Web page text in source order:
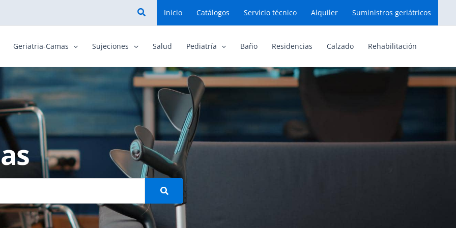
BuscarInicio Catálogos Servicio técnico Alquiler Suministros geriátricos
Geriatria-Camas Sujeciones Salud Pediatría Baño Residencias Calzado Rehabilitación